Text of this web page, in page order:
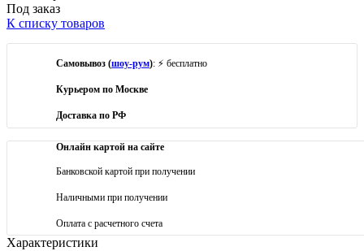
Под заказ
К списку товаров
Самовывоз (шоу-рум): ⚡ бесплатно
Курьером по Москве
Доставка по РФ
Онлайн картой на сайте
Банковской картой при получении
Наличными при получении
Оплата с расчетного счета
Характеристики